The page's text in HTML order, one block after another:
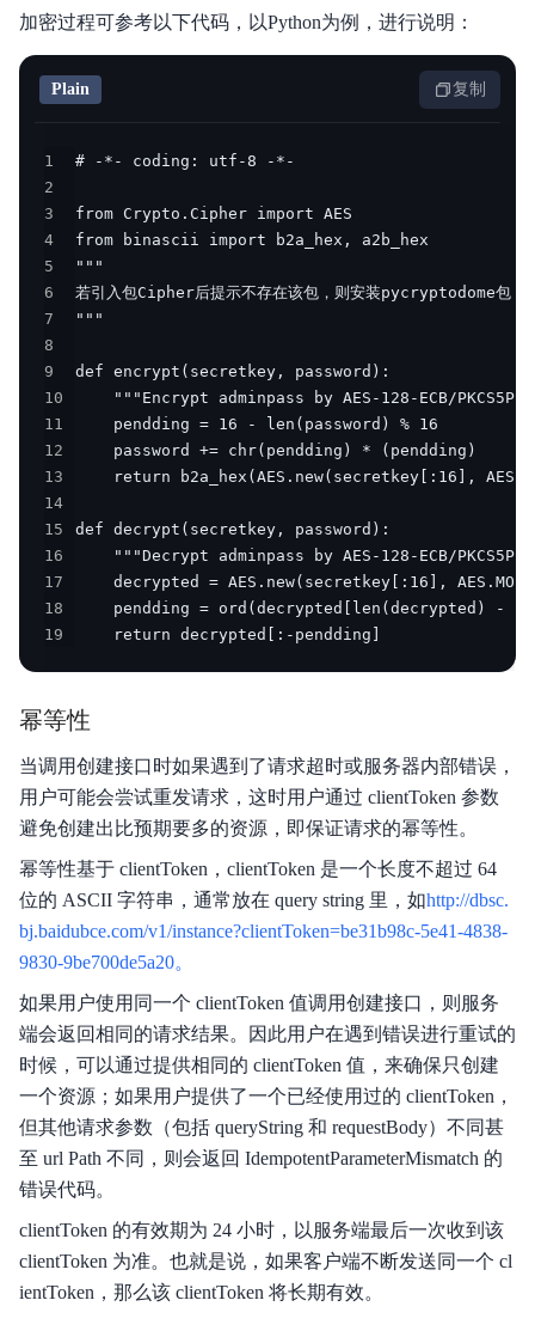
加密过程可参考以下代码，以Python为例，进行说明：
Plain 复制
1
2
3
4
5
6
7
8
9
10
11
12
13
14
15
16
17
18
19
    return decrypted[:-pendding]
幂等性
当调用创建接口时如果遇到了请求超时或服务器内部错误，
用户可能会尝试重发请求，这时用户通过 clientToken 参数
避免创建出比预期要多的资源，即保证请求的幂等性。
幂等性基于 clientToken，clientToken 是一个长度不超过 64
位的 ASCII 字符串，通常放在 query string 里，如http://dbsc.
bj.baidubce.com/v1/instance?clientToken=be31b98c-5e41-4838-
9830-9be700de5a20。
如果用户使用同一个 clientToken 值调用创建接口，则服务
端会返回相同的请求结果。因此用户在遇到错误进行重试的
时候，可以通过提供相同的 clientToken 值，来确保只创建
一个资源；如果用户提供了一个已经使用过的 clientToken，
但其他请求参数（包括 queryString 和 requestBody）不同甚
至 url Path 不同，则会返回 IdempotentParameterMismatch 的
错误代码。
clientToken 的有效期为 24 小时，以服务端最后一次收到该
clientToken 为准。也就是说，如果客户端不断发送同一个 cl
ientToken，那么该 clientToken 将长期有效。